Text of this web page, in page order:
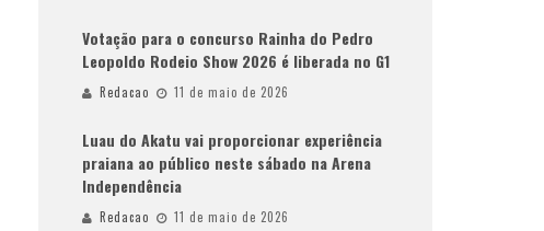
Votação para o concurso Rainha do Pedro
Leopoldo Rodeio Show 2026 é liberada no G1
Redacao 11 de maio de 2026
Luau do Akatu vai proporcionar experiência
praiana ao público neste sábado na Arena
Independência
Redacao 11 de maio de 2026